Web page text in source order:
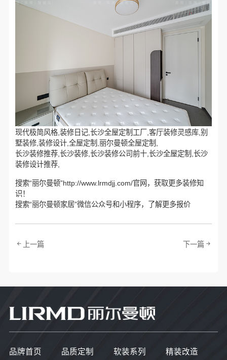
现代极简风格,装修日记,长沙全屋定制工厂,客厅装修灵感库,别
墅装修,装修设计,全屋定制,丽尔曼顿全屋定制,
长沙装修推荐,长沙装修,长沙装修公司前十,长沙全屋定制,长沙
装修设计推荐,
搜索“丽尔曼顿”http://www.lrmdjj.com/官网，获取更多装修知
识！
搜索“丽尔曼顿家居”微信公众号和小程序，了解更多报价
上一篇 下一篇
品牌首页 品质定制 软装系列 精装改造